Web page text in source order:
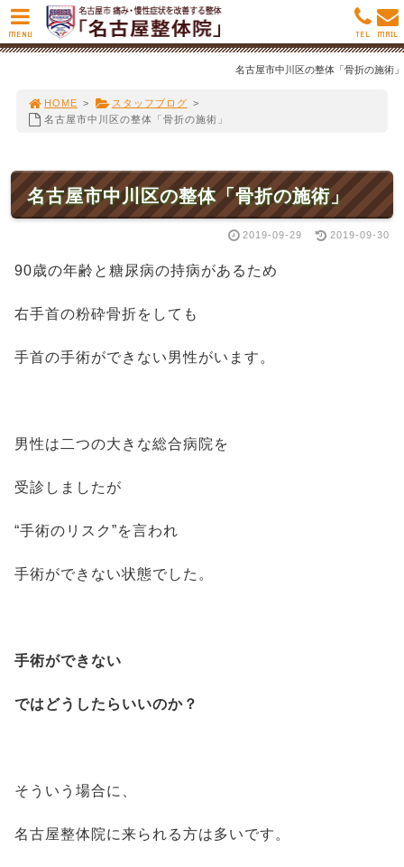
名古屋市中川区の整体「骨折の施術」
HOME > スタッフブログ >
名古屋市中川区の整体「骨折の施術」
名古屋市中川区の整体「骨折の施術」
2019-09-29 2019-09-30
90歳の年齢と糖尿病の持病があるため
右手首の粉砕骨折をしても
手首の手術ができない男性がいます。
男性は二つの大きな総合病院を
受診しましたが
“手術のリスク”を言われ
手術ができない状態でした。
手術ができない
ではどうしたらいいのか？
そういう場合に、
名古屋整体院に来られる方は多いです。
MENU MAIL
TEL